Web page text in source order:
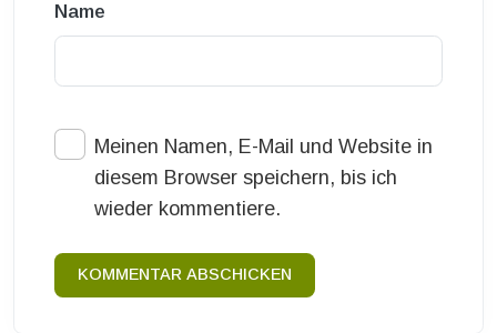
Name
Meinen Namen, E-Mail und Website in
diesem Browser speichern, bis ich
wieder kommentiere.
KOMMENTAR ABSCHICKEN